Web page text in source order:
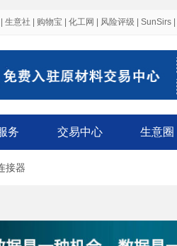
生意社 购物宝 化工网 风险评级 SunSirs
务 交易中心 生意圈
接器